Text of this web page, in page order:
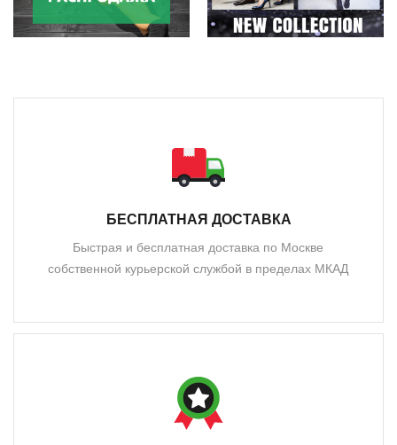
БЕСПЛАТНАЯ ДОСТАВКА
Быстрая и бесплатная доставка по Москве
собственной курьерской службой в пределах МКАД